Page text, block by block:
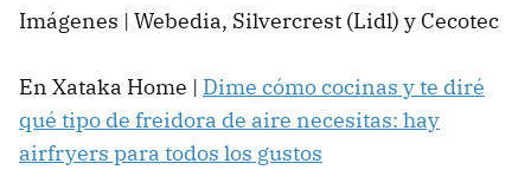
Imágenes | Webedia, Silvercrest (Lidl) y Cecotec
En Xataka Home | Dime cómo cocinas y te diré
qué tipo de freidora de aire necesitas: hay
airfryers para todos los gustos